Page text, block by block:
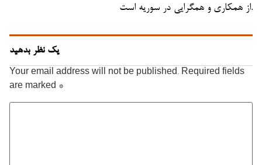
از همکاری و همگرایی در سوریه است.
یک نظر بدهید
Your email address will not be published. Required fields
are marked *